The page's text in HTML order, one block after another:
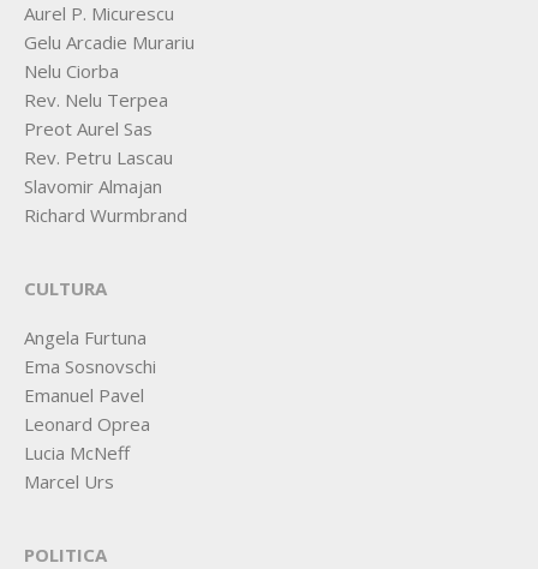
Aurel P. Micurescu
Gelu Arcadie Murariu
Nelu Ciorba
Rev. Nelu Terpea
Preot Aurel Sas
Rev. Petru Lascau
Slavomir Almajan
Richard Wurmbrand
CULTURA
Angela Furtuna
Ema Sosnovschi
Emanuel Pavel
Leonard Oprea
Lucia McNeff
Marcel Urs
POLITICA